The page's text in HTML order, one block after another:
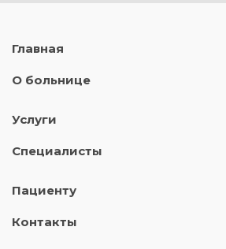
Главная
О больнице
Услуги
Специалисты
Пациенту
Контакты